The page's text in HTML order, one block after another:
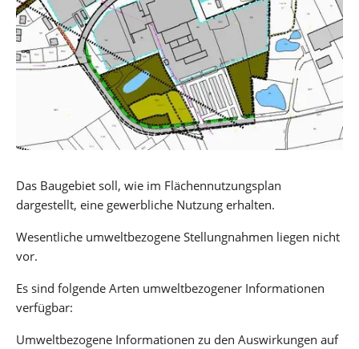
Das Baugebiet soll, wie im Flächennutzungsplan
dargestellt, eine gewerbliche Nutzung erhalten.
Wesentliche umweltbezogene Stellungnahmen liegen nicht
vor.
Es sind folgende Arten umweltbezogener Informationen
verfügbar:
Umweltbezogene Informationen zu den Auswirkungen auf